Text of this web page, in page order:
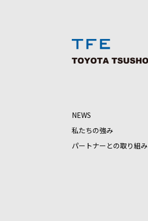
NEWS
私たちの強み
パートナーとの取り組み